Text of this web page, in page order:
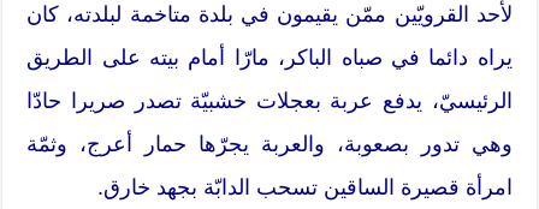
لأحد القرويّين ممّن يقيمون في بلدة متاخمة لبلدته، كان
يراه دائما في صباه الباكر، مارّا أمام بيته على الطريق
الرئيسيّ، يدفع عربة بعجلات خشبيّة تصدر صريرا حادّا
وهي تدور بصعوبة، والعربة يجرّها حمار أعرج، وثمّة
امرأة قصيرة الساقين تسحب الدابّة بجهد خارق.